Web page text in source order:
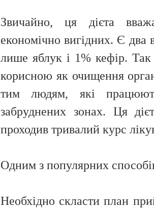
Звичайно, ця дієта
економічно вигідних. Є два
лише яблук і 1% кефір.
корисною як очищення
тим людям, які
забруднених зонах. Ця
проходив тривалий курс
Одним з популярних
Необхідно скласти план